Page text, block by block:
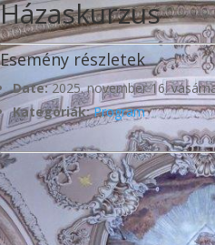
Házaskurzus
Esemény részletek
Date: 2025. november 16.
Kategóriák: Program